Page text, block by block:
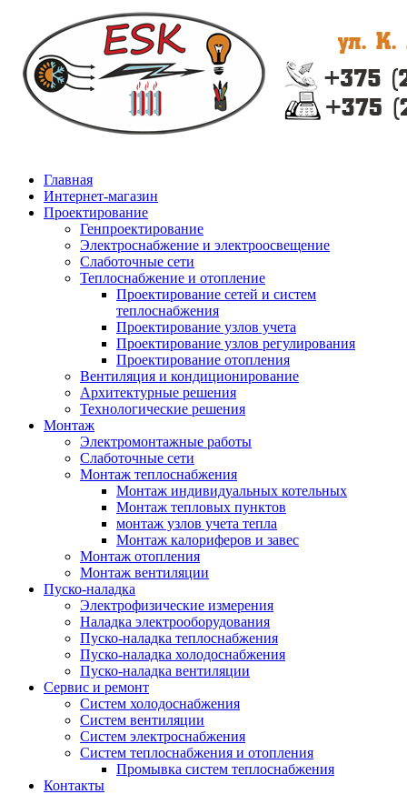
Главная
Интернет-магазин
Проектирование
Генпроектирование
Электроснабжение и электроосвещение
Слаботочные сети
Теплоснабжение и отопление
Проектирование сетей и систем
теплоснабжения
Проектирование узлов учета
Проектирование узлов регулирования
Проектирование отопления
Вентиляция и кондиционирование
Архитектурные решения
Технологические решения
Монтаж
Электромонтажные работы
Слаботочные сети
Монтаж теплоснабжения
Монтаж индивидуальных котельных
Монтаж тепловых пунктов
монтаж узлов учета тепла
Монтаж калориферов и завес
Монтаж отопления
Монтаж вентиляции
Пуско-наладка
Электрофизические измерения
Наладка электрооборудования
Пуско-наладка теплоснабжения
Пуско-наладка холодоснабжения
Пуско-наладка вентиляции
Сервис и ремонт
Систем холодоснабжения
Систем вентиляции
Систем электроснабжения
Систем теплоснабжения и отопления
Промывка систем теплоснабжения
Контакты